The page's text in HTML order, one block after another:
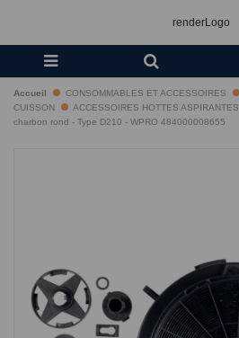
renderLogo
Accueil CONSOMMABLES ET ACCESSOIRES
CUISSON
ACCESSOIRES HOTTES ASPIRANTES
charbon rond - Type D210 - WPRO 484000008655